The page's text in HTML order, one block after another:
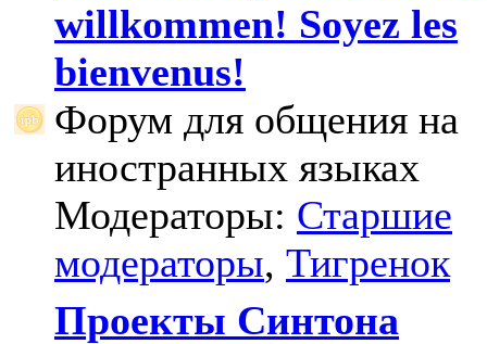
willkommen! Soyez les
bienvenus!
Форум для общения на
иностранных языках
Модераторы: Старшие
модераторы, Тигренок
Проекты Синтона